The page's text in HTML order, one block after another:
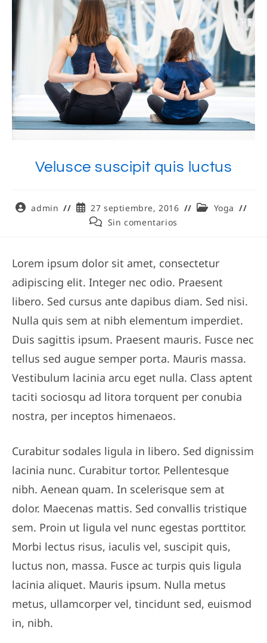
Velusce suscipit quis luctus
Autoradmin
Publicación
27 septiembre, 2016
Categoría
Yoga
Comentarios
Sin comentarios
Lorem ipsum dolor sit amet, consectetur
adipiscing elit. Integer nec odio. Praesent
libero. Sed cursus ante dapibus diam. Sed nisi.
Nulla quis sem at nibh elementum imperdiet.
Duis sagittis ipsum. Praesent mauris. Fusce nec
tellus sed augue semper porta. Mauris massa.
Vestibulum lacinia arcu eget nulla. Class aptent
taciti sociosqu ad litora torquent per conubia
nostra, per inceptos himenaeos.
Curabitur sodales ligula in libero. Sed dignissim
lacinia nunc. Curabitur tortor. Pellentesque
nibh. Aenean quam. In scelerisque sem at
dolor. Maecenas mattis. Sed convallis tristique
sem. Proin ut ligula vel nunc egestas porttitor.
Morbi lectus risus, iaculis vel, suscipit quis,
luctus non, massa. Fusce ac turpis quis ligula
lacinia aliquet. Mauris ipsum. Nulla metus
metus, ullamcorper vel, tincidunt sed, euismod
in, nibh.